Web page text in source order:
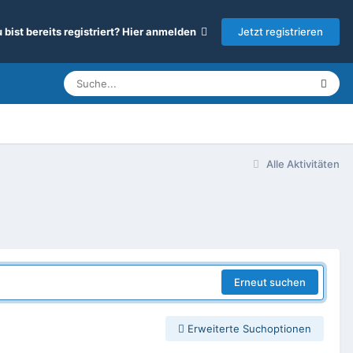
bist bereits registriert? Hier anmelden Jetzt registrieren
Alle Aktivitäten
Erneut suchen
Erweiterte Suchoptionen